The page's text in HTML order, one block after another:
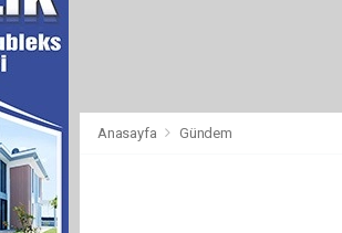
Anasayfa Gündem